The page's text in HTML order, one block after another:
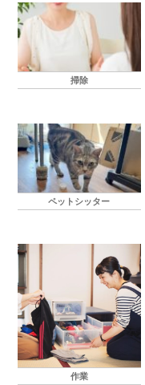
掃除
ペットシッター
作業